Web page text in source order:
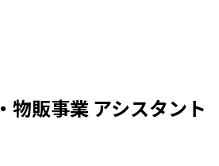
・物販事業 アシスタント